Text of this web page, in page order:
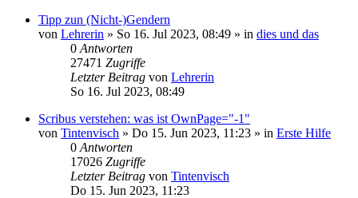
Tipp zun (Nicht-)Gendern
von Lehrerin » So 16. Jul 2023, 08:49 » in dies und das
0 Antworten
27471 Zugriffe
Letzter Beitrag von Lehrerin
So 16. Jul 2023, 08:49
Scribus verstehen: was ist OwnPage="-1"
von Tintenvisch » Do 15. Jun 2023, 11:23 » in Erste Hilfe
0 Antworten
17026 Zugriffe
Letzter Beitrag von Tintenvisch
Do 15. Jun 2023, 11:23